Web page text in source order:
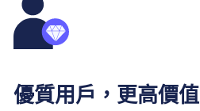
優質用戶，更高價值